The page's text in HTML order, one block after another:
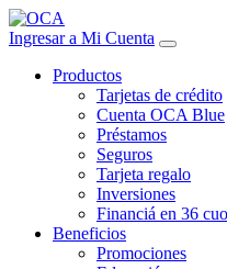
Ingresar a Mi Cuenta
Productos
Tarjetas de crédito
Cuenta OCA Blue
Préstamos
Seguros
Tarjeta regalo
Inversiones
Financiá en 36
Beneficios
Promociones